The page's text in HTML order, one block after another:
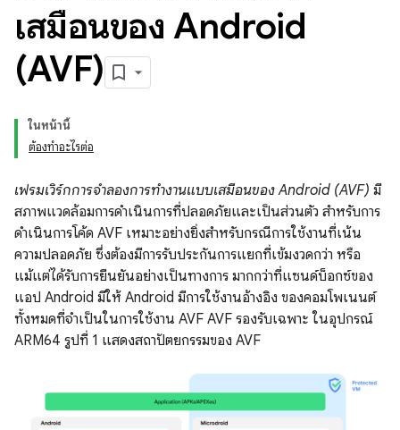
เสมือนของ Android
(AVF)
ในหน้านี้
ต้องทำอะไรต่อ
เฟรมเวิร์กการจำลองการทำงานแบบเสมือนของ Android (AVF) มี
สภาพแวดล้อมการดำเนินการที่ปลอดภัยและเป็นส่วนตัว สำหรับการ
ดำเนินการโค้ด AVF เหมาะอย่างยิ่งสำหรับกรณีการใช้งานที่เน้น
ความปลอดภัย ซึ่งต้องมีการรับประกันการแยกที่เข้มงวดกว่า หรือ
แม้แต่ได้รับการยืนยันอย่างเป็นทางการ มากกว่าที่แซนด์บ็อกซ์ของ
แอป Android มีให้ Android มีการใช้งานอ้างอิง ของคอมโพเนนต์
ทั้งหมดที่จำเป็นในการใช้งาน AVF AVF รองรับเฉพาะ ในอุปกรณ์
ARM64 รูปที่ 1 แสดงสถาปัตยกรรมของ AVF